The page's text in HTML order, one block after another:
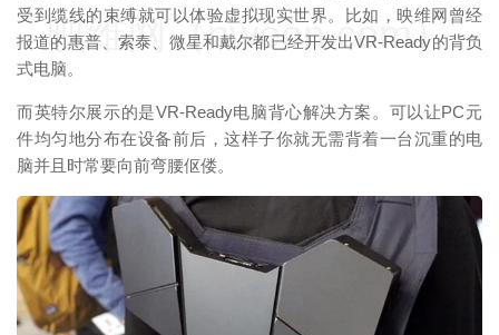
受到缆线的束缚就可以体验虚拟现实世界。比如，映维网曾经
报道的惠普、索泰、微星和戴尔都已经开发出VR-Ready的背负
式电脑。
而英特尔展示的是VR-Ready电脑背心解决方案。可以让PC元
件均匀地分布在设备前后，这样子你就无需背着一台沉重的电
脑并且时常要向前弯腰伛偻。
映维网（nweon.com）